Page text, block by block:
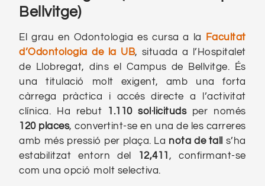
Bellvitge)
El grau en Odontologia es cursa a la
Facultat
d’Odontologia de la UB, situada a l’Hospitalet
de Llobregat, dins el Campus de Bellvitge. És
una titulació molt exigent, amb una forta
càrrega pràctica i accés directe a l’activitat
clínica. Ha rebut
1.110 sol·licitudsper només
120 places, convertint-se en una de les carreres
amb més pressió per plaça. La nota de tall
s’ha
estabilitzat entorn del
12,411 , confirmant-se
com una opció molt selectiva.